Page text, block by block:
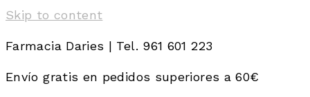
Skip to content
Farmacia Daries | Tel. 961 601 223
Envío gratis en pedidos superiores a 60€